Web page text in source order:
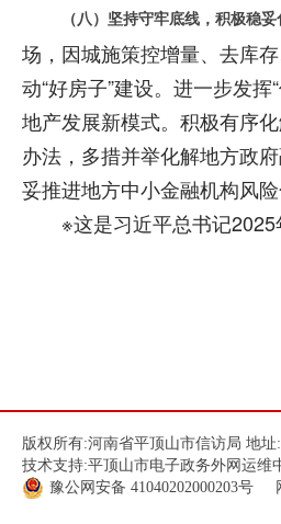
（八）坚持守牢底线，积极稳妥
场，因城施策控增量、去库
动“好房子”建设。进一步发
地产发展新模式。积极有序
办法，多措并举化解地方政
妥推进地方中小金融机构风
※这是习近平总书记2025
版权所有:河南省平顶山市信访局 地
技术支持:平顶山市电子政务外网运维
豫公网安备 41040202000203号 网